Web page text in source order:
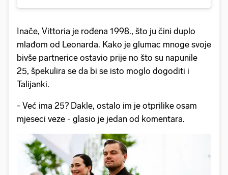
Inače, Vittoria je rođena 1998., što ju čini duplo
mlađom od Leonarda. Kako je glumac mnoge svoje
bivše partnerice ostavio prije no što su napunile
25, špekulira se da bi se isto moglo dogoditi i
Talijanki.
- Već ima 25? Dakle, ostalo im je otprilike osam
mjeseci veze - glasio je jedan od komentara.